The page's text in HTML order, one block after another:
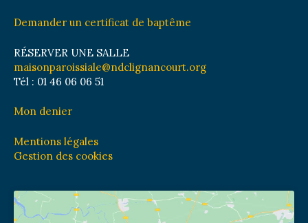
Demander un certificat de baptême
RÉSERVER UNE SALLE
maisonparoissiale@ndclignancourt.org
Tél : 01 46 06 06 51
Mon denier
Mentions légales
Gestion des cookies